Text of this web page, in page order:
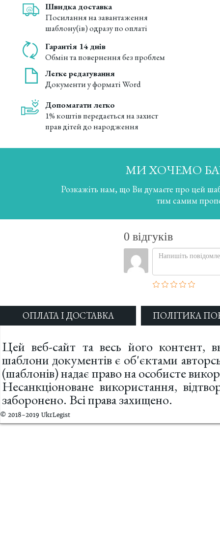
ОПЛАТА І ДОСТАВКА ПОЛІТИКА
Цей веб-сайт та весь його контент,
шаблони документів є об'єктами
(шаблонів) надає право на особисте
Несанкціоноване використання,
заборонено. Всі права захищено.
© 2018-2019 UkrLegist
Швидка доставка
Посилання на завантаження
шаблону(ів) одразу по оплаті
Гарантія 14 днів
Обмін та повернення без проблем
Легке редагування
Документи у форматі Word
Допомагати легко
1% коштів передається на захист
прав дітей до народження
МИ ХОЧЕМО
Розкажіть нам, що Ви думаєте про цей
тим самим